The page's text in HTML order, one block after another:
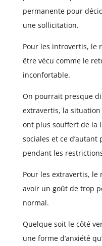
permanente pour
une sollicitation.
Pour les introvertis, le
être vécu comme le
inconfortable.
On pourrait presque
extravertis, la
ont plus souffert de la
sociales et ce d’autant
pendant les
Pour les extravertis,
avoir un goût de trop
normal.
Quelque soit le côté
une forme d’anxiété